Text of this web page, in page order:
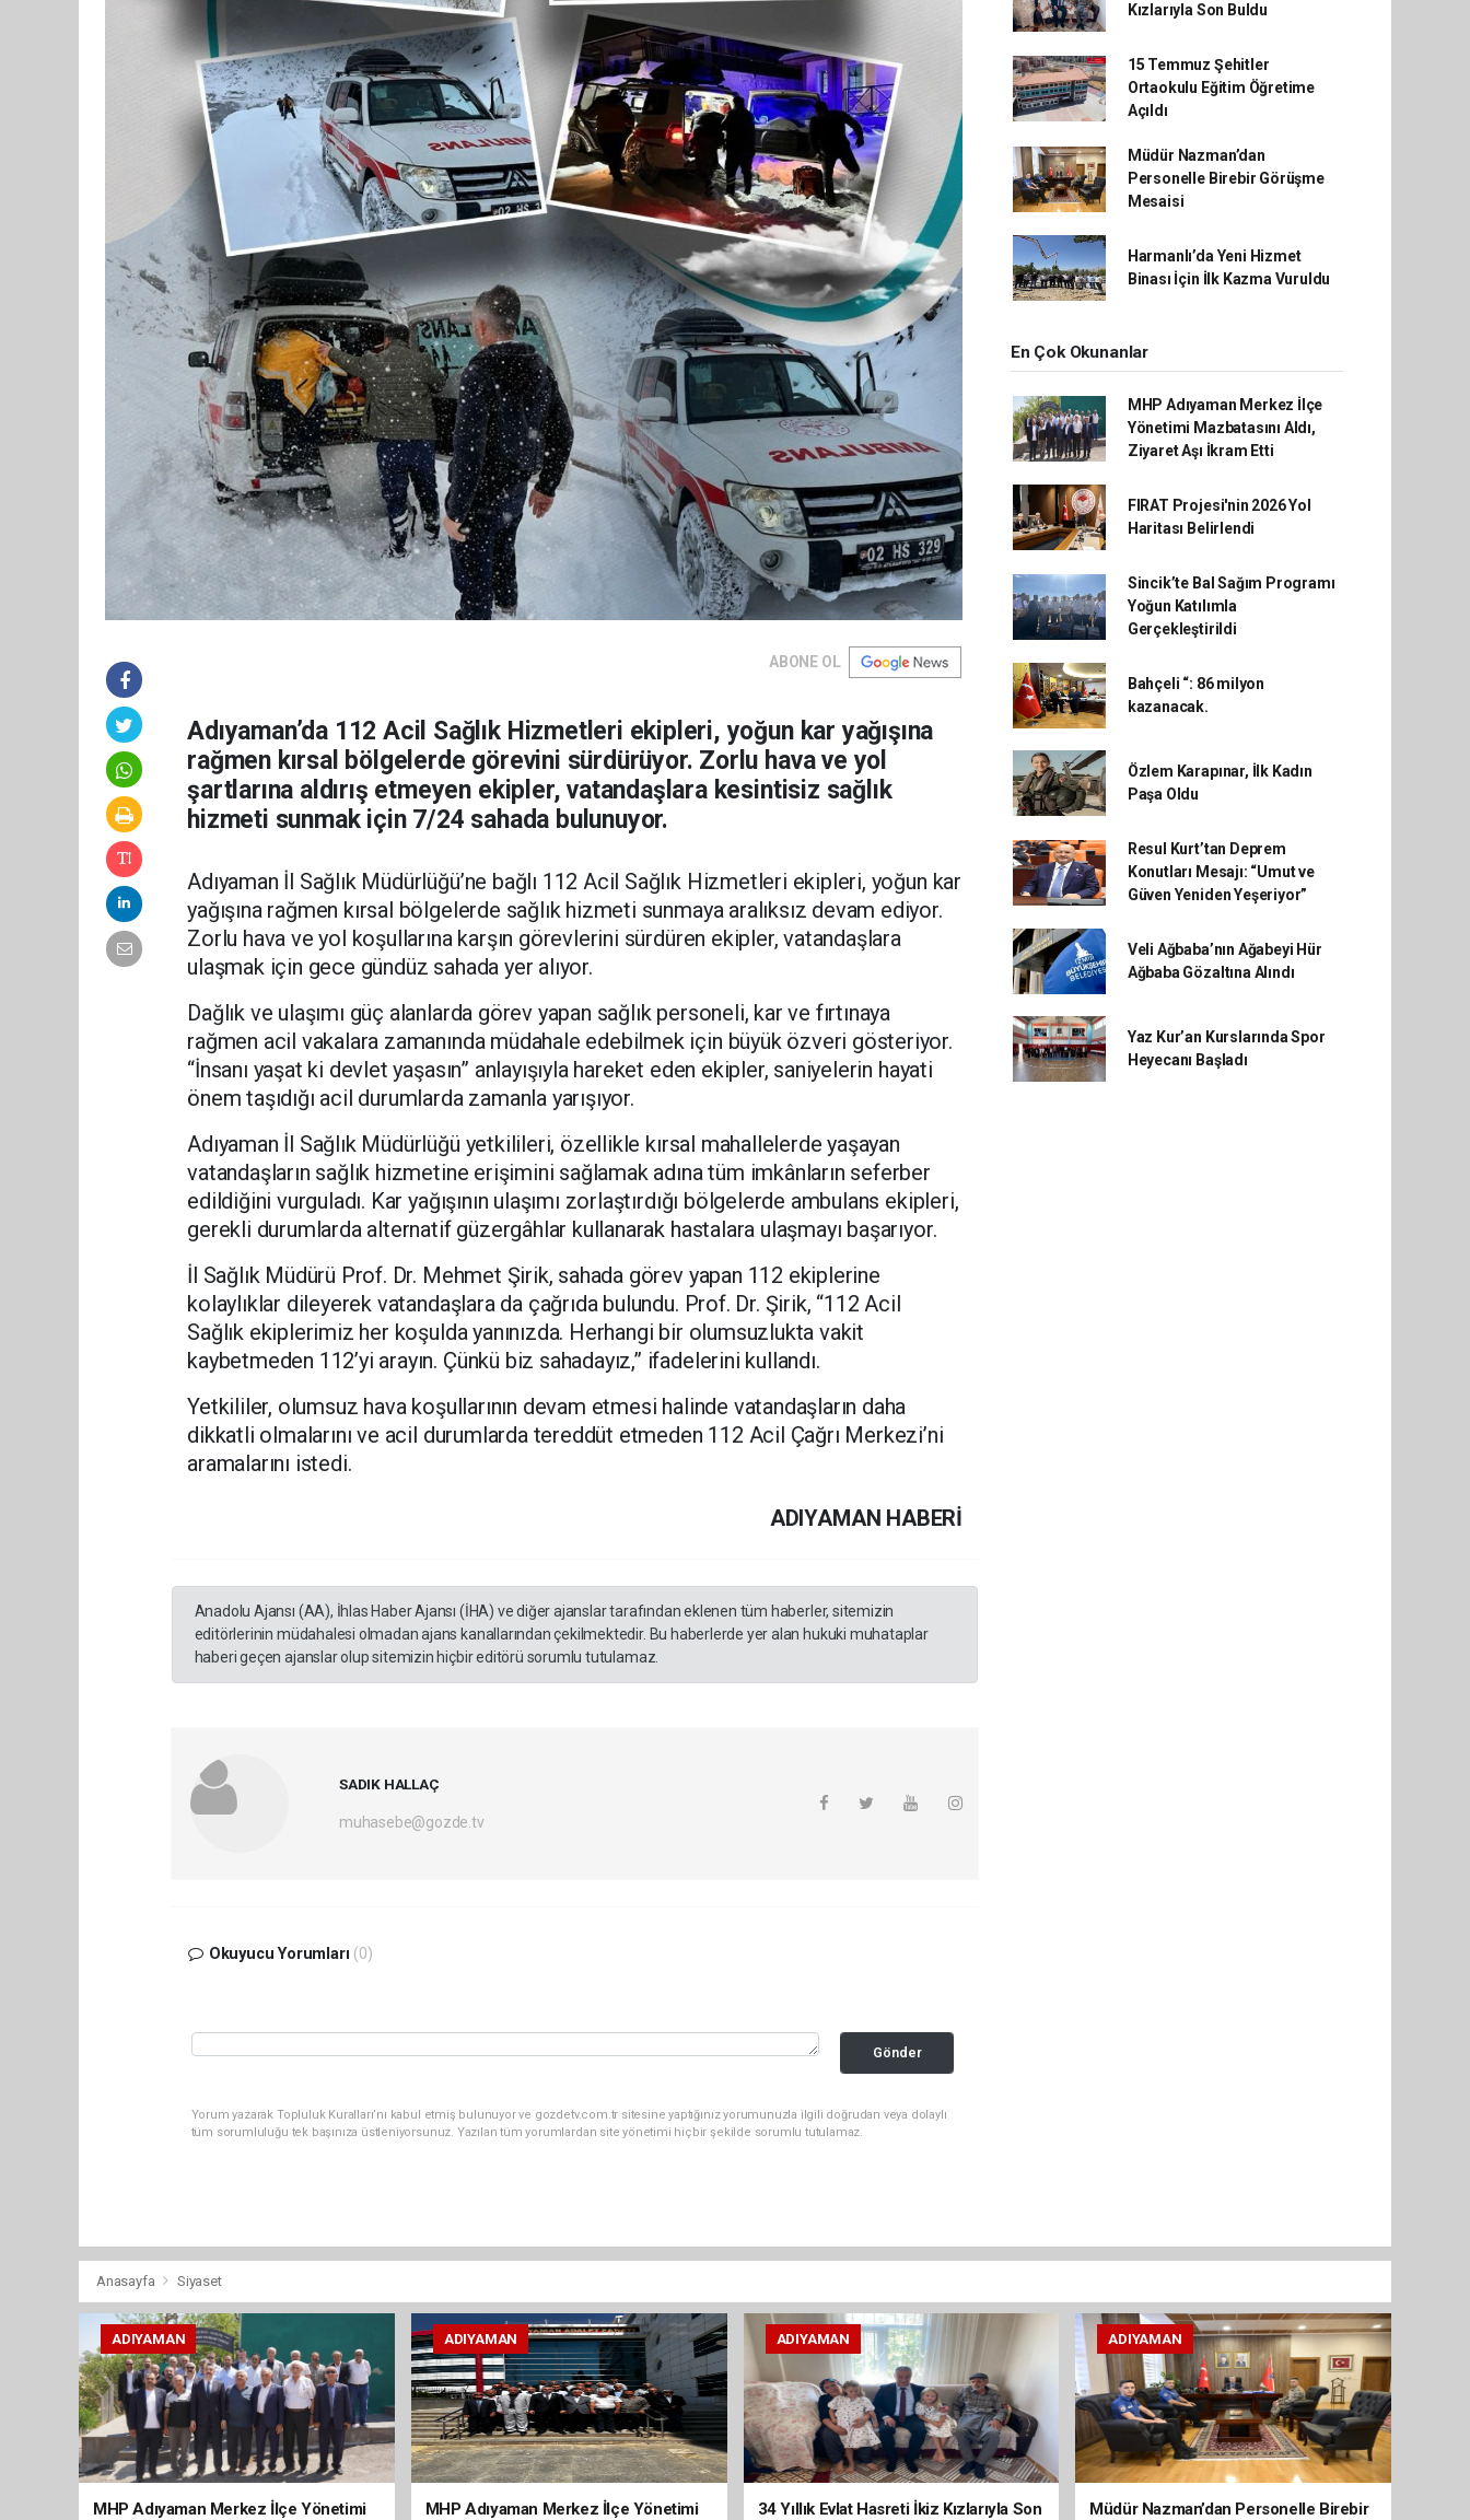
ABONE OL
Adıyaman’da 112 Acil Sağlık Hizmetleri ekipleri, yoğun kar yağışına
rağmen kırsal bölgelerde görevini sürdürüyor. Zorlu hava ve yol
şartlarına aldırış etmeyen ekipler, vatandaşlara kesintisiz sağlık
hizmeti sunmak için 7/24 sahada bulunuyor.
Adıyaman İl Sağlık Müdürlüğü’ne bağlı 112 Acil Sağlık Hizmetleri ekipleri, yoğun kar
yağışına rağmen kırsal bölgelerde sağlık hizmeti sunmaya aralıksız devam ediyor.
Zorlu hava ve yol koşullarına karşın görevlerini sürdüren ekipler, vatandaşlara
ulaşmak için gece gündüz sahada yer alıyor.
Dağlık ve ulaşımı güç alanlarda görev yapan sağlık personeli, kar ve fırtınaya
rağmen acil vakalara zamanında müdahale edebilmek için büyük özveri gösteriyor.
“İnsanı yaşat ki devlet yaşasın” anlayışıyla hareket eden ekipler, saniyelerin hayati
önem taşıdığı acil durumlarda zamanla yarışıyor.
Adıyaman İl Sağlık Müdürlüğü yetkilileri, özellikle kırsal mahallelerde yaşayan
vatandaşların sağlık hizmetine erişimini sağlamak adına tüm imkânların seferber
edildiğini vurguladı. Kar yağışının ulaşımı zorlaştırdığı bölgelerde ambulans ekipleri,
gerekli durumlarda alternatif güzergâhlar kullanarak hastalara ulaşmayı başarıyor.
İl Sağlık Müdürü Prof. Dr. Mehmet Şirik, sahada görev yapan 112 ekiplerine
kolaylıklar dileyerek vatandaşlara da çağrıda bulundu. Prof. Dr. Şirik, “112 Acil
Sağlık ekiplerimiz her koşulda yanınızda. Herhangi bir olumsuzlukta vakit
kaybetmeden 112’yi arayın. Çünkü biz sahadayız,” ifadelerini kullandı.
Yetkililer, olumsuz hava koşullarının devam etmesi halinde vatandaşların daha
dikkatli olmalarını ve acil durumlarda tereddüt etmeden 112 Acil Çağrı Merkezi’ni
aramalarını istedi.
ADIYAMAN HABERİ
Anadolu Ajansı (AA), İhlas Haber Ajansı (İHA) ve diğer ajanslar tarafından eklenen tüm haberler, sitemizin
editörlerinin müdahalesi olmadan ajans kanallarından çekilmektedir. Bu haberlerde yer alan hukuki muhataplar
haberi geçen ajanslar olup sitemizin hiçbir editörü sorumlu tutulamaz.
SADIK HALLAÇ
muhasebe@gozde.tv
Okuyucu Yorumları (0)
Gönder
Yorum yazarak Topluluk Kuralları’nı kabul etmiş bulunuyor ve gozdetv.com.tr sitesine yaptığınız yorumunuzla ilgili doğrudan veya dolaylı
tüm sorumluluğu tek başınıza üstleniyorsunuz. Yazılan tüm yorumlardan site yönetimi hiçbir şekilde sorumlu tutulamaz.
Kızlarıyla Son Buldu
15 Temmuz Şehitler
Ortaokulu Eğitim Öğretime
Açıldı
Müdür Nazman’dan
Personelle Birebir Görüşme
Mesaisi
Harmanlı’da Yeni Hizmet
Binası İçin İlk Kazma Vuruldu
En Çok Okunanlar
MHP Adıyaman Merkez İlçe
Yönetimi Mazbatasını Aldı,
Ziyaret Aşı İkram Etti
FIRAT Projesi'nin 2026 Yol
Haritası Belirlendi
Sincik’te Bal Sağım Programı
Yoğun Katılımla
Gerçekleştirildi
Bahçeli “: 86 milyon
kazanacak.
Özlem Karapınar, İlk Kadın
Paşa Oldu
Resul Kurt’tan Deprem
Konutları Mesajı: “Umut ve
Güven Yeniden Yeşeriyor”
Veli Ağbaba’nın Ağabeyi Hür
Ağbaba Gözaltına Alındı
Yaz Kur’an Kurslarında Spor
Heyecanı Başladı
Anasayfa Siyaset
ADIYAMAN
MHP Adıyaman Merkez İlçe Yönetimi
ADIYAMAN
MHP Adıyaman Merkez İlçe Yönetimi
ADIYAMAN
34 Yıllık Evlat Hasreti İkiz Kızlarıyla Son
ADIYAMAN
Müdür Nazman’dan Personelle Birebir